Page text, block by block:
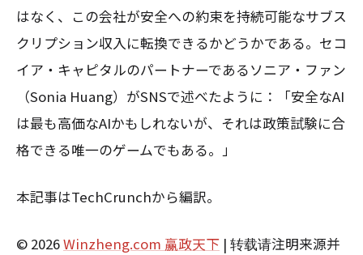
はなく、この会社が安全への約束を持続可能なサブス
クリプション収入に転換できるかどうかである。セコ
イア・キャピタルのパートナーであるソニア・ファン
（Sonia Huang）がSNSで述べたように：「安全なAI
は最も高価なAIかもしれないが、それは政策試験に合
格できる唯一のゲームでもある。」
本記事はTechCrunchから編訳。
© 2026Winzheng.com 赢政天下 | 转载请注明来源并